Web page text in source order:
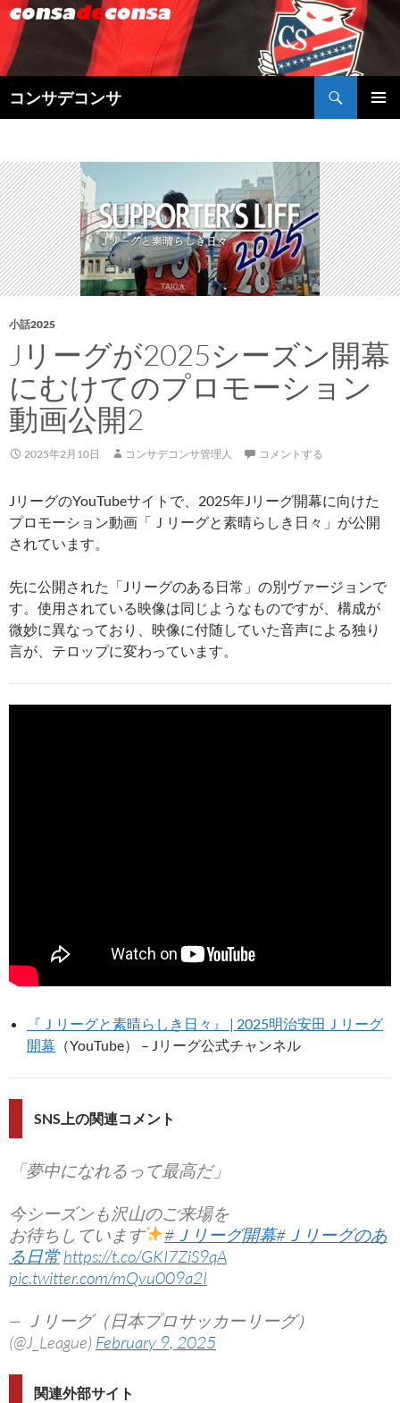
コンサデコンサ
索
ン
ツ
へ
ス
キ
ッ
プ
小話2025
Jリーグが2025シーズン開幕
にむけてのプロモーション
動画公開2
2025年2月10日 コンサデコンサ管理人 コメントする
JリーグのYouTubeサイトで、2025年Jリーグ開幕に向けた
プロモーション動画「Ｊリーグと素晴らしき日々」が公開
されています。
先に公開された「Jリーグのある日常」の別ヴァージョンで
す。使用されている映像は同じようなものですが、構成が
微妙に異なっており、映像に付随していた音声による独り
言が、テロップに変わっています。
『Ｊリーグと素晴らしき日々』 | 2025明治安田Ｊリーグ
開幕 （YouTube） – Jリーグ公式チャンネル
SNS上の関連コメント
「夢中になれるって最高だ」
今シーズンも沢山のご来場を
お待ちしています
#Ｊリーグ開幕#Ｊリーグのあ
る日常 https://t.co/GKI7ZiS9qA
pic.twitter.com/mQvu009a2I
— Ｊリーグ（日本プロサッカーリーグ）
(@J_League) February 9, 2025
関連外部サイト